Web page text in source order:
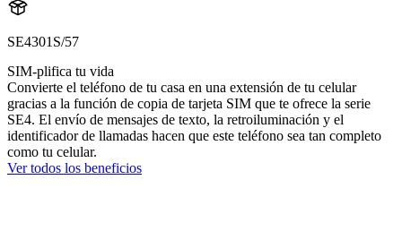
SE4301S/57
SIM-plifica tu vida
Convierte el teléfono de tu casa en una extensión de tu celular
gracias a la función de copia de tarjeta SIM que te ofrece la serie
SE4. El envío de mensajes de texto, la retroiluminación y el
identificador de llamadas hacen que este teléfono sea tan completo
como tu celular.
Ver todos los beneficios